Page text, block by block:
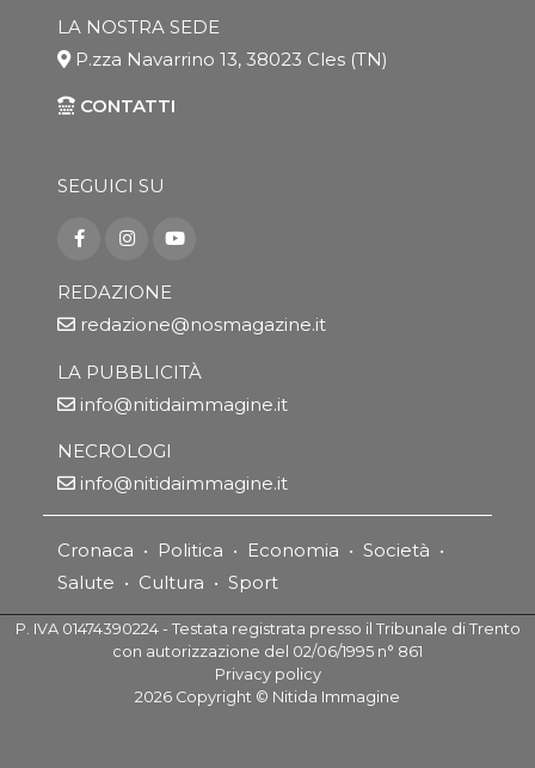
LA NOSTRA SEDE
P.zza Navarrino 13, 38023 Cles (TN)
CONTATTI
SEGUICI SU
REDAZIONE
redazione@nosmagazine.it
LA PUBBLICITÀ
info@nitidaimmagine.it
NECROLOGI
info@nitidaimmagine.it
Cronaca • Politica • Economia • Società •
Salute • Cultura • Sport
P. IVA 01474390224 - Testata registrata presso il Tribunale di Trento
con autorizzazione del 02/06/1995 n° 861
Privacy policy
2026 Copyright © Nitida Immagine